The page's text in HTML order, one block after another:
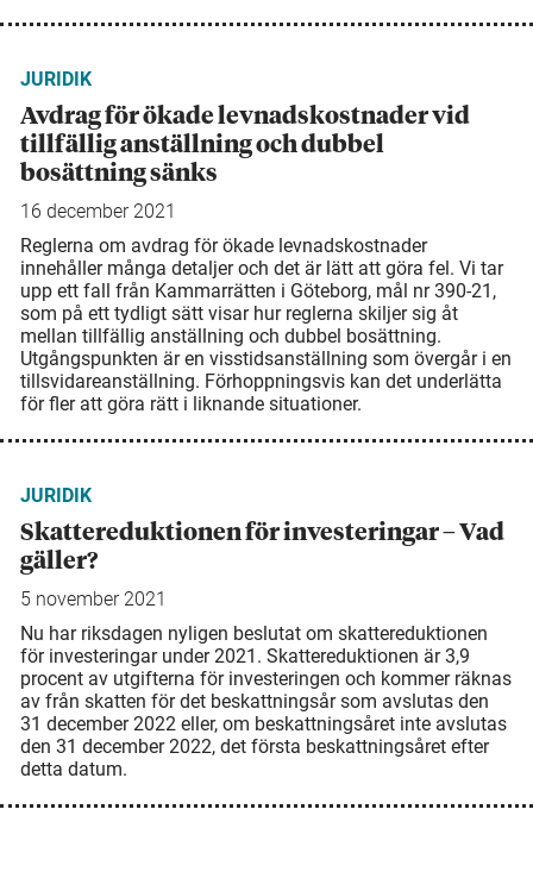
JURIDIK
Avdrag för ökade levnads­kostnader vid
tillfällig anställning och dubbel
bosättning sänks
16 december 2021
Reglerna om avdrag för ökade levnadskostnader
innehåller många detaljer och det är lätt att göra fel. Vi tar
upp ett fall från Kammarrätten i Göteborg, mål nr 390-21,
som på ett tydligt sätt visar hur reglerna skiljer sig åt
mellan tillfällig anställning och dubbel bo­sättning.
Utgångspunkten är en visstidsanställning som övergår i en
tillsvidare­anställning. Förhoppningsvis kan det underlätta
för fler att göra rätt i liknande situationer.
JURIDIK
Skattereduktionen för investeringar – Vad
gäller?
5 november 2021
Nu har riksdagen nyligen beslutat om skattereduktionen
för investeringar under 2021. Skattereduktionen är 3,9
procent av utgifterna för investeringen och kommer räknas
av från skatten för det beskattningsår som avslutas den
31 december 2022 eller, om beskattningsåret inte avslutas
den 31 december 2022, det första beskattningsåret efter
detta datum.